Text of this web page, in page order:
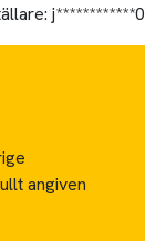
j************0
angiven